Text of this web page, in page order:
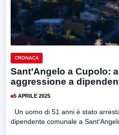
CRONACA
Sant’Angelo a Cupolo:
aggressione a
5 APRILE 2025
Un uomo di 51 anni è stato
dipendente comunale a